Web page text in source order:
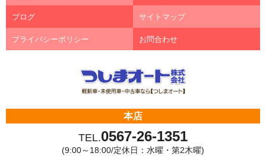
ブログ サイトマップ
プライバシーポリシー お問合わせ
本店
TEL.0567-26-1351
(9:00～18:00/定休日：水曜・第2木曜)